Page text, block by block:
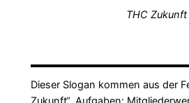
THC Zukunft
Dieser Slogan kommen aus der